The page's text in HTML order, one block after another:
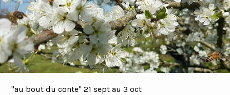
"au bout du conte" 21 sept au 3 oct